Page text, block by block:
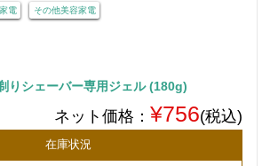
電 その他美容家電
りシェーバー専用ジェル (180g)
ネット価格： ¥756(税込)
在庫状況